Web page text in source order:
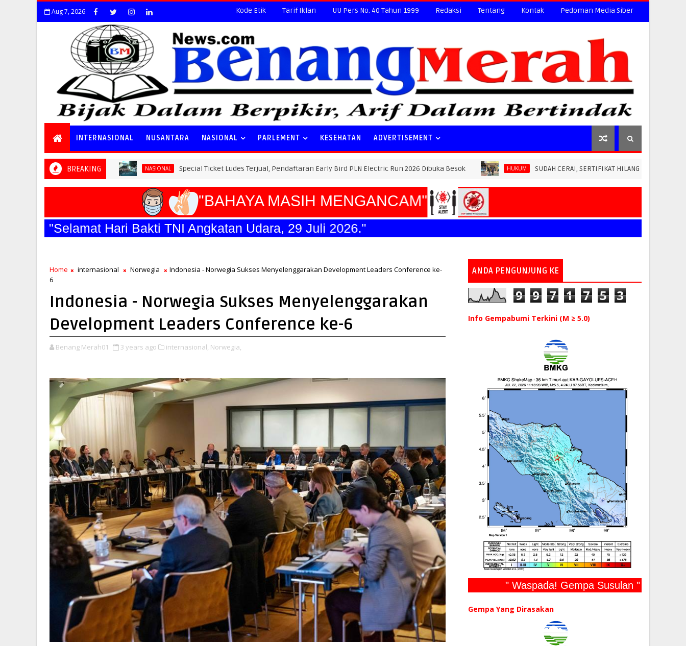
Aug 7, 2026 Kode Etik Tarif Iklan UU Pers No. 40 Tahun 1999 Redaksi Tentang Kontak Pedoman Media Siber
INTERNASIONAL NUSANTARA NASIONAL PARLEMENT KESEHATAN ADVERTISEMENT
BREAKINGNASIONAL Special Ticket Ludes Terjual, Pendaftaran Early Bird PLN Electric Run 2026 Dibuka Besok HUKUM SUDAH CERAI, SERTIFIKAT HILANG: BPN PAREPARE DITUDUH
"BAHAYA MASIH MENGANCAM"
"Selamat Hari Bakti TNI Angkatan Udara, 29 Juli 2026."
Home internasional Norwegia
Indonesia - Norwegia Sukses Menyelenggarakan Development Leaders Conference ke-
6
Indonesia - Norwegia Sukses Menyelenggarakan
Development Leaders Conference ke-6
Benang Merah01 3 years ago internasional, Norwegia,
ANDA PENGUNJUNG KE
9 9 7 1 7 5 3
Info Gempabumi Terkini (M ≥ 5.0)
" Waspada! Gempa Susulan "
Gempa Yang Dirasakan